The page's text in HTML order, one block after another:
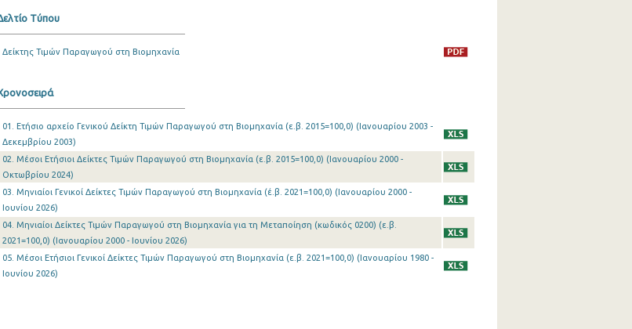
Τύπου
Δείκτης Τιμών Παραγωγού στη Βιομηχανία
01. Ετήσιο αρχείο Γενικού Δείκτη Τιμών Παραγωγού στη Βιομηχανία (ε.β. 2015=100,0) (Ιανουαρίου 2003 -
Δεκεμβρίου 2003)
02. Μέσοι Ετήσιοι Δείκτες Τιμών Παραγωγού στη Βιομηχανία (ε.β. 2015=100,0) (Ιανουαρίου 2000 -
Οκτωβρίου 2024)
03. Μηνιαίοι Γενικοί Δείκτες Τιμών Παραγωγού στη Βιομηχανία (έ.β. 2021=100,0) (Ιανουαρίου 2000 -
Ιουνίου 2026)
04. Μηνιαίοι Δείκτες Τιμών Παραγωγού στη Βιομηχανία για τη Μεταποίηση (κωδικός 0200) (ε.β.
2021=100,0) (Ιανουαρίου 2000 - Ιουνίου 2026)
05. Μέσοι Ετήσιοι Γενικοί Δείκτες Τιμών Παραγωγού στη Βιομηχανία (ε.β. 2021=100,0) (Ιανουαρίου 1980 -
Ιουνίου 2026)